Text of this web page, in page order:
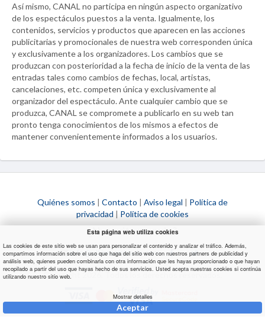
Esta página web utiliza cookies
Las cookies de este sitio web se usan para personalizar el contenido y analizar el tráfico. Además,
compartimos información sobre el uso que haga del sitio web con nuestros partners de publicidad y
análisis web, quienes pueden combinarla con otra información que les hayas proporcionado o que hayan
recopilado a partir del uso que hayas hecho de sus servicios. Usted acepta nuestras cookies si continúa
utilizando nuestro sitio web.
Mostrar detalles
Aceptar
Así mismo, CANAL no participa en ningún aspecto organizativo
de los espectáculos puestos a la venta. Igualmente, los
contenidos, servicios y productos que aparecen en las acciones
publicitarias y promocionales de nuestra web corresponden única
y exclusivamente a los organizadores. Los cambios que se
produzcan con posterioridad a la fecha de inicio de la venta de las
entradas tales como cambios de fechas, local, artistas,
cancelaciones, etc. competen única y exclusivamente al
organizador del espectáculo. Ante cualquier cambio que se
produzca, CANAL se compromete a publicarlo en su web tan
pronto tenga conocimientos de los mismos a efectos de
mantener convenientemente informados a los usuarios.
Quiénes somos | Contacto | Aviso legal | Política de
privacidad | Política de cookies
¿Necesitas ayuda?
info@ultimaentrada.com
Copyright 2026. Todos los derechos reservados.